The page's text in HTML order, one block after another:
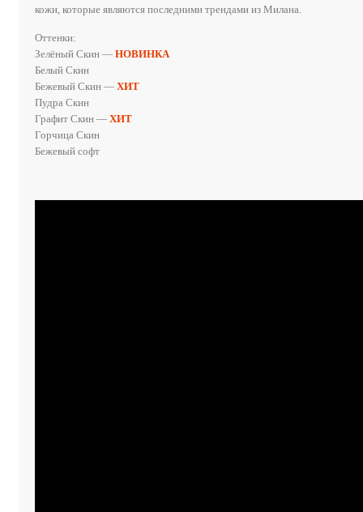
кожи, которые являются последними трендами из Милана.
Оттенки:
Зелёный Скин — НОВИНКА
Белый Скин
Бежевый Скин — ХИТ
Пудра Скин
Графит Скин — ХИТ
Горчица Скин
Бежевый софт